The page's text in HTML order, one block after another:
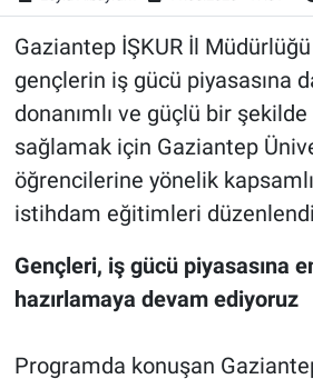
Gaziantep İŞKUR İl
gençlerin iş gücü piyasasına
donanımlı ve güçlü bir şekilde
sağlamak için Gaziantep
öğrencilerine yönelik
istihdam eğitimleri
Gençleri, iş gücü piyasasına
hazırlamaya devam ediyoruz
Programda konuşan